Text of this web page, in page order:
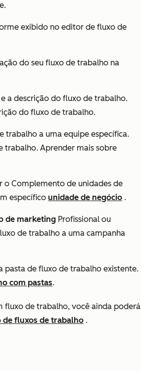
exibido no editor de fluxo de
do seu fluxo de trabalho na
a descrição do fluxo de trabalho.
do fluxo de trabalho.
trabalho a uma equipe específica.
trabalho. Aprender mais sobre
o Complemento de unidades de
específico unidade de negócio .
de marketing Profissional ou
de trabalho a uma campanha
pasta de fluxo de trabalho existente.
com pastas.
fluxo de trabalho, você ainda poderá
de fluxos de trabalho .